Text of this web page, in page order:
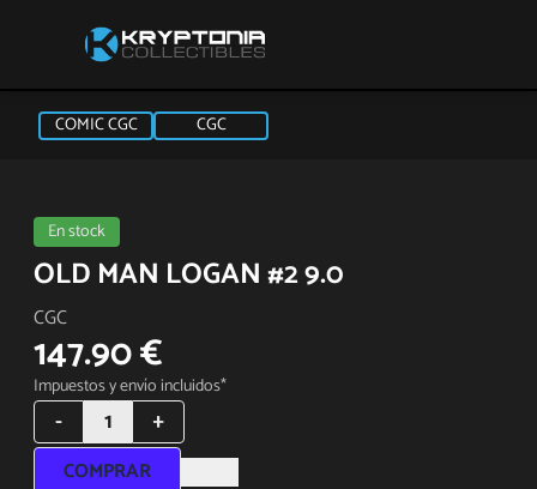
COMIC CGC CGC
En stock
OLD MAN LOGAN #2 9.0
CGC
147.90 €
Impuestos y envío incluidos*
- 1 +
COMPRAR